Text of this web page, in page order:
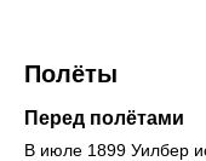
Полёты
Перед полётами
В июле 1899 Уилбер